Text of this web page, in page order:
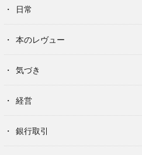
日常
本のレヴュー
気づき
経営
銀行取引